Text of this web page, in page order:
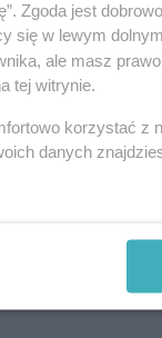
08-
08-
08-
Zgoda jest
się w lewym
ale masz
tej witrynie.
korzystać z
danych